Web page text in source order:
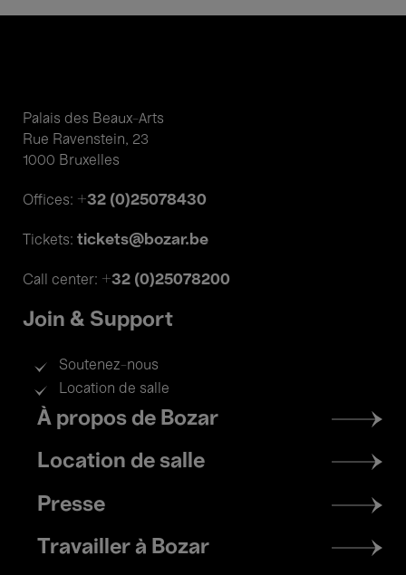
Palais des Beaux-Arts
Rue Ravenstein, 23
1000 Bruxelles
Offices: +32 (0)25078430
Tickets: tickets@bozar.be
Call center: +32 (0)25078200
Join & Support
Soutenez-nous
Location de salle
Footer
menu
À propos de Bozar
Location de salle
Presse
Travailler à Bozar